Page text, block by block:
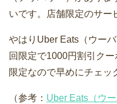
いです。店舗限定のサー
やはりUber Eats（ウー
回限定で1000円割引ク
限定なので早めにチェッ
（参考： Uber Eats（ウ